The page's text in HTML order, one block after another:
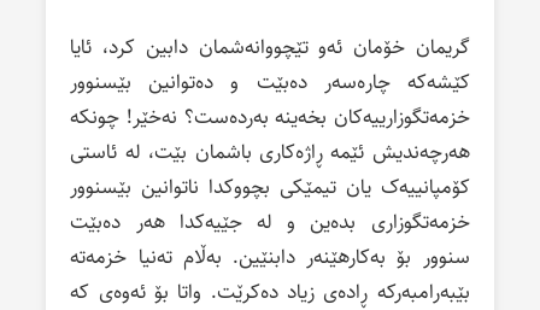
گریمان خۆمان ئەو تێچووانەشمان دابین کرد، ئایا
کێشەکە چارەسەر دەبێت و دەتوانین بێسنوور
خزمەتگوزارییەکان بخەینە بەردەست؟ نەخێر! چونکە
هەرچەندیش ئێمە ڕاژەکاری باشمان بێت، لە ئاستی
کۆمپانییەک یان تیمێکی بچووکدا ناتوانین بێسنوور
خزمەتگوزاری بدەین و لە جێیەکدا هەر دەبێت
سنوور بۆ بەکارهێنەر دابنێین. بەڵام تەنیا خزمەتە
بێبەرامبەرکە ڕادەی زیاد دەکرێت. واتا بۆ ئەوەی کە